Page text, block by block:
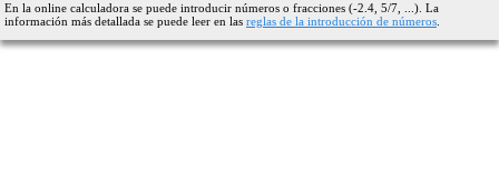
En la online calculadora se puede introducir números o fracciones (-2.4, 5/7, ...). La
información más detallada se puede leer en las reglas de la introducción de números